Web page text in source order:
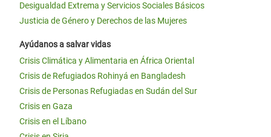
Desigualdad Extrema y Servicios Sociales Básicos
Justicia de Género y Derechos de las Mujeres
Ayúdanos a salvar vidas
Crisis Climática y Alimentaria en África Oriental
Crisis de Refugiados Rohinyá en Bangladesh
Crisis de Personas Refugiadas en Sudán del Sur
Crisis en Gaza
Crisis en el Líbano